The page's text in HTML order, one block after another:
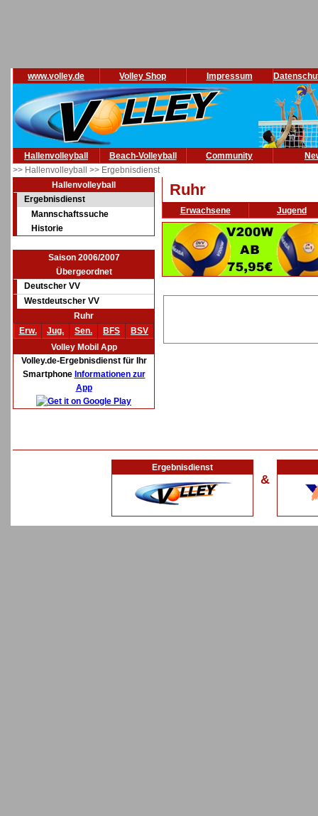
www.volley.de Volley Shop Impressum
Hallenvolleyball Beach-Volleyball Community
>> Hallenvolleyball >> Ergebnisdienst
Hallenvolleyball
Ergebnisdienst
Mannschaftssuche
Historie
Saison 2006/2007
Übergeordnet
Deutscher VV
Westdeutscher VV
Ruhr
Erw.
Jug. Sen. BFS
BSV
Volley Mobil App
Volley.de-Ergebnisdienst für Ihr
Smartphone Informationen zur
App
Ruhr
Erwachsene Jugend
Ergebnisdienst
&